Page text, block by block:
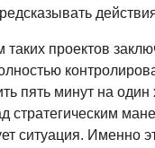
проектов
пять минут на один
стратегическим
ситуация. Именно